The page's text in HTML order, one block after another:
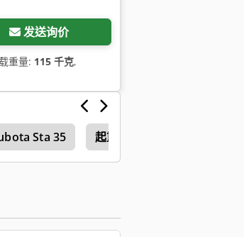
发送询价
重量: 115 千克,
Sta 35 起重机系统